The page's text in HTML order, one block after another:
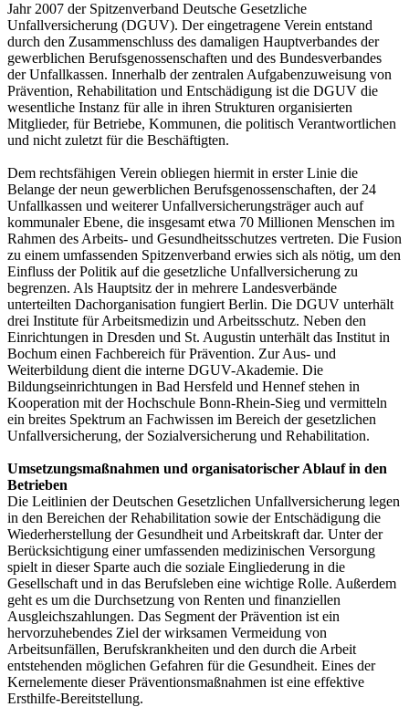
Jahr 2007 der Spitzenverband Deutsche Gesetzliche
Unfallversicherung (DGUV). Der eingetragene Verein entstand
durch den Zusammenschluss des damaligen Hauptverbandes der
gewerblichen Berufsgenossenschaften und des Bundesverbandes
der Unfallkassen. Innerhalb der zentralen Aufgabenzuweisung von
Prävention, Rehabilitation und Entschädigung ist die DGUV die
wesentliche Instanz für alle in ihren Strukturen organisierten
Mitglieder, für Betriebe, Kommunen, die politisch Verantwortlichen
und nicht zuletzt für die Beschäftigten.
Dem rechtsfähigen Verein obliegen hiermit in erster Linie die
Belange der neun gewerblichen Berufsgenossenschaften, der 24
Unfallkassen und weiterer Unfallversicherungsträger auch auf
kommunaler Ebene, die insgesamt etwa 70 Millionen Menschen im
Rahmen des Arbeits- und Gesundheitsschutzes vertreten. Die Fusion
zu einem umfassenden Spitzenverband erwies sich als nötig, um den
Einfluss der Politik auf die gesetzliche Unfallversicherung zu
begrenzen. Als Hauptsitz der in mehrere Landesverbände
unterteilten Dachorganisation fungiert Berlin. Die DGUV unterhält
drei Institute für Arbeitsmedizin und Arbeitsschutz. Neben den
Einrichtungen in Dresden und St. Augustin unterhält das Institut in
Bochum einen Fachbereich für Prävention. Zur Aus- und
Weiterbildung dient die interne DGUV-Akademie. Die
Bildungseinrichtungen in Bad Hersfeld und Hennef stehen in
Kooperation mit der Hochschule Bonn-Rhein-Sieg und vermitteln
ein breites Spektrum an Fachwissen im Bereich der gesetzlichen
Unfallversicherung, der Sozialversicherung und Rehabilitation.
Umsetzungsmaßnahmen und organisatorischer Ablauf in den
Betrieben
Die Leitlinien der Deutschen Gesetzlichen Unfallversicherung legen
in den Bereichen der Rehabilitation sowie der Entschädigung die
Wiederherstellung der Gesundheit und Arbeitskraft dar. Unter der
Berücksichtigung einer umfassenden medizinischen Versorgung
spielt in dieser Sparte auch die soziale Eingliederung in die
Gesellschaft und in das Berufsleben eine wichtige Rolle. Außerdem
geht es um die Durchsetzung von Renten und finanziellen
Ausgleichszahlungen. Das Segment der Prävention ist ein
hervorzuhebendes Ziel der wirksamen Vermeidung von
Arbeitsunfällen, Berufskrankheiten und den durch die Arbeit
entstehenden möglichen Gefahren für die Gesundheit. Eines der
Kernelemente dieser Präventionsmaßnahmen ist eine effektive
Ersthilfe-Bereitstellung.